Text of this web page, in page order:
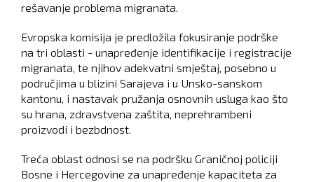
rešavanje problema migranata.
Evropska komisija je predložila fokusiranje podrške
na tri oblasti - unapređenje identifikacije i registracije
migranata, te njihov adekvatni smještaj, posebno u
područjima u blizini Sarajeva i u Unsko-sanskom
kantonu, i nastavak pružanja osnovnih usluga kao što
su hrana, zdravstvena zaštita, neprehrambeni
proizvodi i bezbdnost.
Treća oblast odnosi se na podršku Graničnoj policiji
Bosne i Hercegovine za unapređenje kapaciteta za